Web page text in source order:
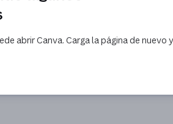
abrir Canva. Carga la página de nuevo y